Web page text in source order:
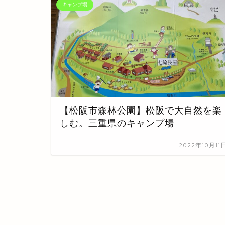
キャンプ場
【松阪市森林公園】松阪で大自然を楽
しむ。三重県のキャンプ場
2022年10月11